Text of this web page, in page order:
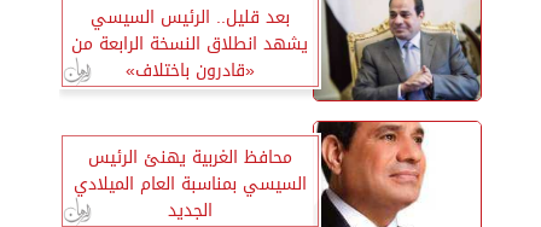
بعد قليل.. الرئيس السيسي
يشهد انطلاق النسخة الرابعة من
«قادرون باختلاف»
محافظ الغربية يهنئ الرئيس
السيسي بمناسبة العام الميلادي
الجديد